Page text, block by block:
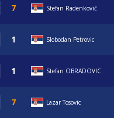
Stefan Radenković
Slobodan Petrovic
Stefan OBRADOVIC
Lazar Tosovic